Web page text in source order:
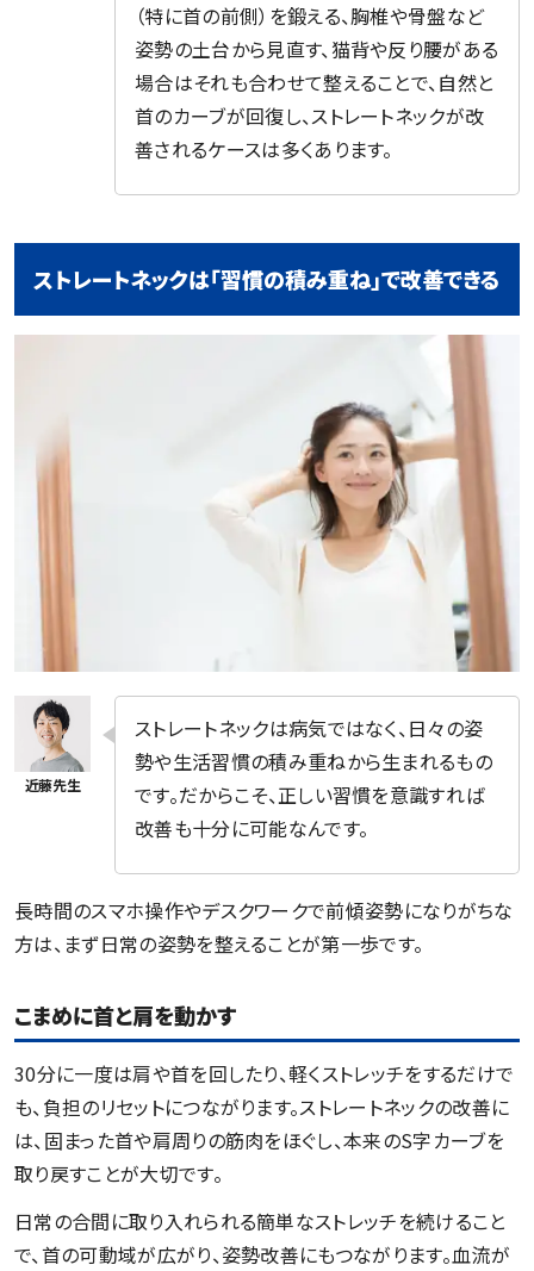
（特に首の前側）を鍛える、胸椎や骨盤など
姿勢の土台から見直す、猫背や反り腰がある
場合はそれも合わせて整えることで、自然と
首のカーブが回復し、ストレートネックが改
善されるケースは多くあります。
ストレートネックは「習慣の積み重ね」で改善できる
ストレートネックは病気ではなく、日々の姿
勢や生活習慣の積み重ねから生まれるもの
です。だからこそ、正しい習慣を意識すれば
改善も十分に可能なんです。
長時間のスマホ操作やデスクワークで前傾姿勢になりがちな
方は、まず日常の姿勢を整えることが第一歩です。
こまめに首と肩を動かす
30分に一度は肩や首を回したり、軽くストレッチをするだけで
も、負担のリセットにつながります。ストレートネックの改善に
は、固まった首や肩周りの筋肉をほぐし、本来のS字カーブを
取り戻すことが大切です。
日常の合間に取り入れられる簡単なストレッチを続けること
で、首の可動域が広がり、姿勢改善にもつながります。血流が